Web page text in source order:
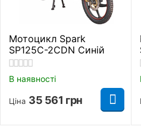
Придбати Мотоцикл KV
доставкою можна в таких
Одеса, Харків, Львів,
Ріг, Полтава, Черкаси,
Хмельницький, Кременчук,
Миколаїв, Івано -
Тернопіль, Чернігів,
Мотоцикл Spark
SP125C-2CDN Синій
В наявності
Ціна 35 561 грн